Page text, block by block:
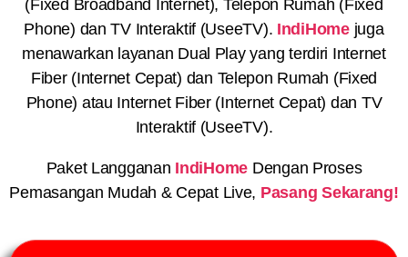
(Fixed Broadband Internet), Telepon Rumah (Fixed
Phone) dan TV Interaktif (UseeTV). IndiHomejuga
menawarkan layanan Dual Play yang terdiri Internet
Fiber (Internet Cepat) dan Telepon Rumah (Fixed
Phone) atau Internet Fiber (Internet Cepat) dan TV
Interaktif (UseeTV).
Paket Langganan IndiHome Dengan Proses
Pemasangan Mudah & Cepat Live, Pasang Sekarang!